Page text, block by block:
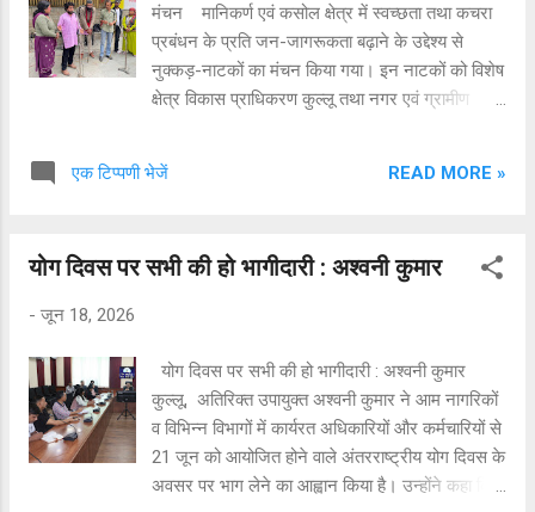
मृतका के पैतृक घर बालीचौकी के सुनारु गए, जहां उन्होंने
मंजू शर्मा के पति और अन्य परिजनों से मुला...
मंचन मानिकर्ण एवं कसोल क्षेत्र में स्वच्छता तथा कचरा
प्रबंधन के प्रति जन-जागरूकता बढ़ाने के उद्देश्य से
नुक्कड़-नाटकों का मंचन किया गया। इन नाटकों को विशेष
क्षेत्र विकास प्राधिकरण कुल्लू तथा नगर एवं ग्रामीण
मंचित किया गया I कलाकारों ने मनोरंजक एवं प्रभावशाली
के कम उपयोग तथा पर्यावरण संरक्षण का संदेश दिया।
Iनाटक में दिखाया गया कि किस प्रकार लापरवाही से फेंका
गया कचरा न केवल प्राकृतिक सौंदर्य को नुकसान पहुँचाता
है, बल्कि मानव स्वास्थ्य और वन्य जीवों के लिए भी खतरा
बनता है। नाटक में दिखाया गया कि स्वच्छता हमारी आदत
में शुमार होनी चाहिए। यदि हम केवल अपने घर का गीला
और सूखा कचरा अलग-अलग करना शुरू कर दें, तो
एक टिप्पणी भेजें READ MORE »
योग दिवस पर सभी की हो भागीदारी : अश्वनी कुमार
- जून 18, 2026
योग दिवस पर सभी की हो भागीदारी : अश्वनी कुमार
कुल्लू, अतिरिक्त उपायुक्त अश्वनी कुमार ने आम नागरिकों
व विभिन्न विभागों में कार्यरत अधिकारियों और कर्मचारियों से
21 जून को आयोजित होने वाले अंतरराष्ट्रीय योग दिवस के
अवसर पर भाग लेने का आह्वान किया है। उन्होंने कहा कि